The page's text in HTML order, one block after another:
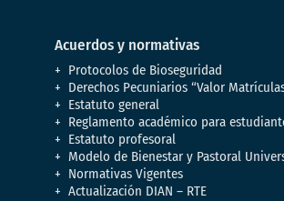
Acuerdos y normativas
Protocolos de Bioseguridad
Derechos Pecuniarios “Valor
Estatuto general
Reglamento académico para
Estatuto profesoral
Modelo de Bienestar y Pastoral
Normativas Vigentes
Actualización DIAN – RTE